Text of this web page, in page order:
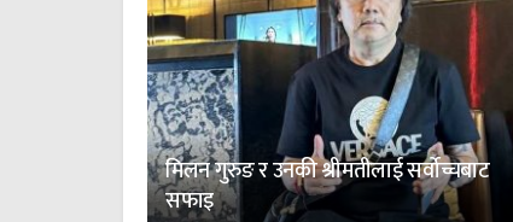
मिलन गुरुङ र उनकी श्रीमतीलाई सर्वोच्चबाट
सफाइ